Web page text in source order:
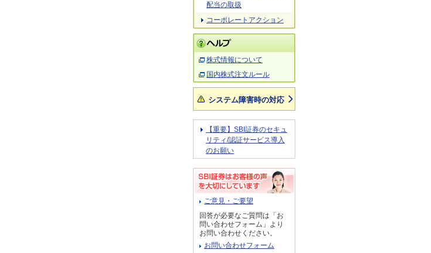
配当の取扱
コーポレートアクション
株式情報について
国内株式注文ルール
システム障害時の対応
【重要】SBI証券のセキュ
リティ/認証サービス導入
のお願い
ご意見・ご要望
回答が必要なご質問は「お
問い合わせフォーム」より
お問い合わせください。
お問い合わせフォーム